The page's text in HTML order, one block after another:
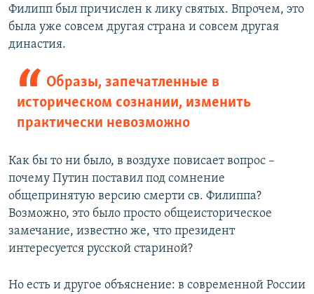
Филипп был причислен к лику святых. Впрочем, это
была уже совсем другая страна и совсем другая
династия.
Образы, запечатленные в
историческом сознании, изменить
практически невозможно
Как бы то ни было, в воздухе повисает вопрос –
почему Путин поставил под сомнение
общепринятую версию смерти св. Филиппа?
Возможно, это было просто общеисторическое
замечание, известно же, что президент
интересуется русской стариной?
Но есть и другое объяснение: в современной России